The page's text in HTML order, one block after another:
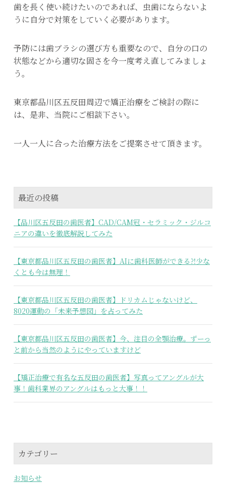
歯を長く使い続けたいのであれば、虫歯にならないよ
うに自分で対策をしていく必要があります。
予防には歯ブラシの選び方も重要なので、自分の口の
状態などから適切な固さを今一度考え直してみましょ
う。
東京都品川区五反田周辺で矯正治療をご検討の際に
は、是非、当院にご相談下さい。
一人一人に合った治療方法をご提案させて頂きます。
最近の投稿
【品川区五反田の歯医者】CAD/CAM冠・セラミック・ジルコ
ニアの違いを徹底解説してみた
【東京都品川区五反田の歯医者】AIに歯科医師ができる⁈少な
くとも今は無理！
【東京都品川区五反田の歯医者】ドリカムじゃないけど、
8020運動の「未来予想図」を占ってみた
【東京都品川区五反田の歯医者】今、注目の全顎治療。ずーっ
と前から当然のようにやっていますけど
【矯正治療で有名な五反田の歯医者】写真ってアングルが大
事！歯科業界のアングルはもっと大事！！
カテゴリー
お知らせ